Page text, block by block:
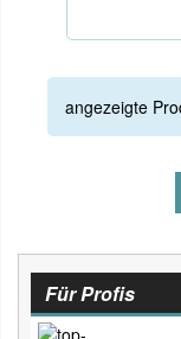
angezeigte
Für Profis